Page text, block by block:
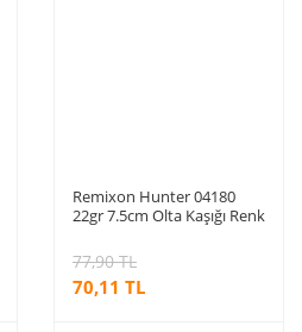
Remixon Hunter 04180
22gr 7.5cm Olta Kaşığı Renk
70,11 TL
77,90 TL